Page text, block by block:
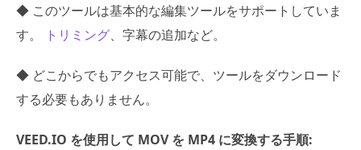
◆ このツールは基本的な編集ツールをサポートしていま
す。
トリミング、字幕の追加など。
◆ どこからでもアクセス可能で、ツールをダウンロード
する必要もありません。
VEED.IO を使用して MOV を MP4 に変換する手順: